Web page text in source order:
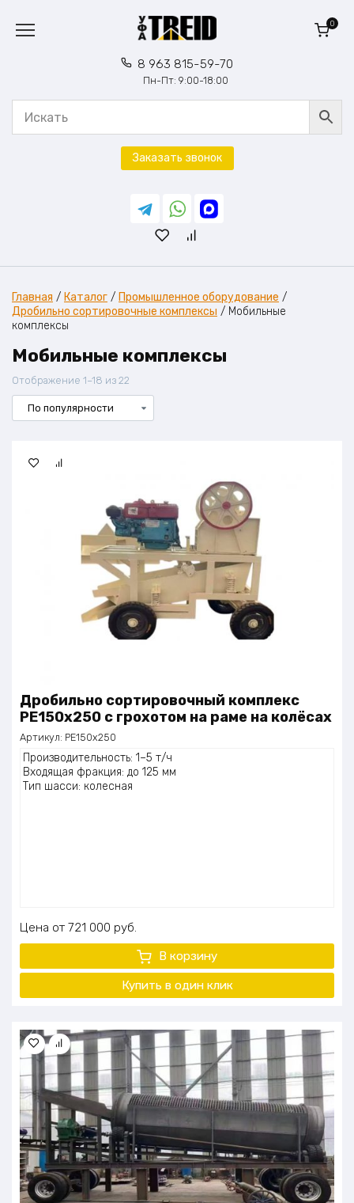
содержанию
8 963 815-59-70
Пн-Пт: 9:00-18:00
0
Заказать звонок
Главная / Каталог / Промышленное оборудование /
Дробильно сортировочные комплексы / Мобильные
комплексы
Мобильные комплексы
Отображение 1–18 из 22
по
популярности
Дробильно сортировочный комплекс
РЕ150х250 с грохотом на раме на колёсах
Артикул: РЕ150х250
Производительность: 1–5 т/ч
Входящая фракция: до 125 мм
Тип шасси: колесная
Цена 721 000 руб.
В корзину
Купить в один клик